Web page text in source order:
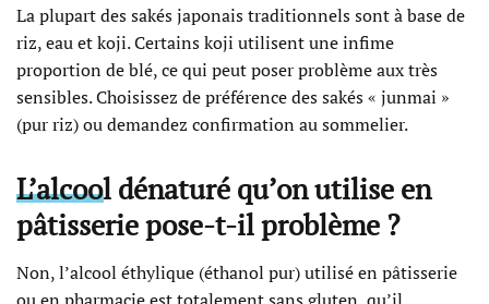
La plupart des sakés japonais traditionnels sont à base de
riz, eau et koji. Certains koji utilisent une infime
proportion de blé, ce qui peut poser problème aux très
sensibles. Choisissez de préférence des sakés « junmai »
(pur riz) ou demandez confirmation au sommelier.
L’alcool dénaturé qu’on utilise en
pâtisserie pose-t-il problème ?
Non, l’alcool éthylique (éthanol pur) utilisé en pâtisserie